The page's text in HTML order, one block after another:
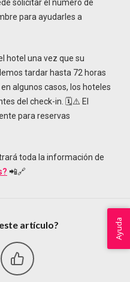
solicitar el número de
para ayudarles a
hotel una vez que su
tardar hasta 72 horas
algunos casos, los hoteles
del check-in. 🗓️⚠️ El
para reservas
toda la información de
📲🔗
artículo? Ayuda